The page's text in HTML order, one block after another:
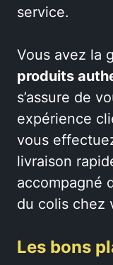
service.
Vous avez la
produits
s’assure de
expérience
vous
livraison
accompagné
du colis chez
Les bons